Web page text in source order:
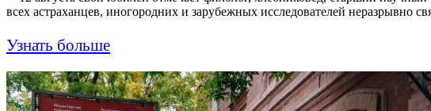
всех астраханцев, иногородних и зарубежных исследователей
Узнать больше